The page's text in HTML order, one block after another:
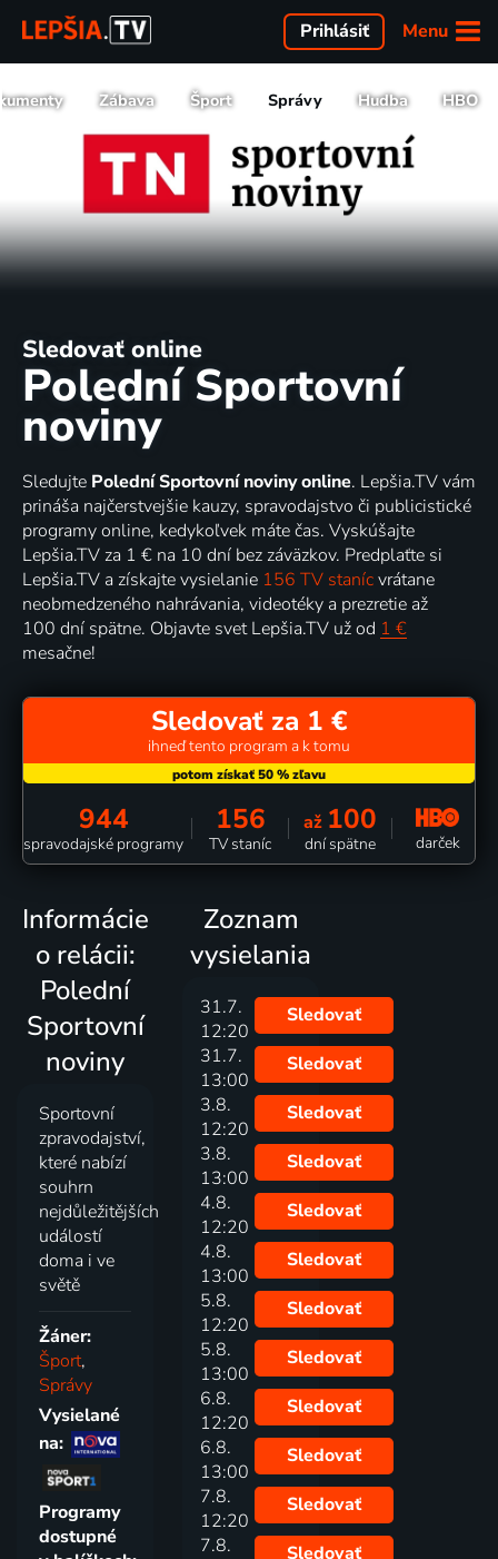
Menu
Prihlásiť
Zábava Šport Správy Hudba HBO
Sledovať online
Polední Sportovní
noviny
Sledujte Polední Sportovní noviny online. Lepšia.TV vám
prináša najčerstvejšie kauzy, spravodajstvo či publicistické
programy online, kedykoľvek máte čas. Vyskúšajte
Lepšia.TV za 1 € na 10 dní bez záväzkov. Predplaťte si
Lepšia.TV a získajte vysielanie 156 TV stanícvrátane
neobmedzeného nahrávania, videotéky a prezretie až
100 dní spätne. Objavte svet Lepšia.TV už od 1 €
mesačne!
Sledovať za 1 €
ihneď tento program a k tomu
944
spravodajské programy
156
TV staníc
až 100
dní spätne darček
Informácie
o relácii:
Polední
Sportovní
noviny
Sportovní
zpravodajství,
které nabízí
souhrn
nejdůležitějších
událostí
doma i ve
světě
Žáner:
Šport,
Správy
Vysielané
na:
Programy
dostupné
Zoznam
vysielania
31.7.
12:20
Sledovať
31.7.
13:00
Sledovať
3.8.
12:20
Sledovať
3.8.
13:00
Sledovať
4.8.
12:20
Sledovať
4.8.
13:00
Sledovať
5.8.
12:20
Sledovať
5.8.
13:00
Sledovať
6.8.
12:20
Sledovať
6.8.
13:00
Sledovať
7.8.
12:20
Sledovať
7.8.
Sledovať